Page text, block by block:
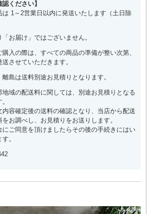
認ください】
1～2営業日以内に発送いたします（土日除
お届け」ではございません。
入の際は、すべての商品の準備が整い次第、
させていただきます。
島は送料別途お見積りとなります。
域の配送料に関しては、別途お見積りとなる
内容確定後の送料の確認となり、当店から配送
お調べし、お見積りをお送りします。
にご同意を頂けましたらその後の手続きにはい
。